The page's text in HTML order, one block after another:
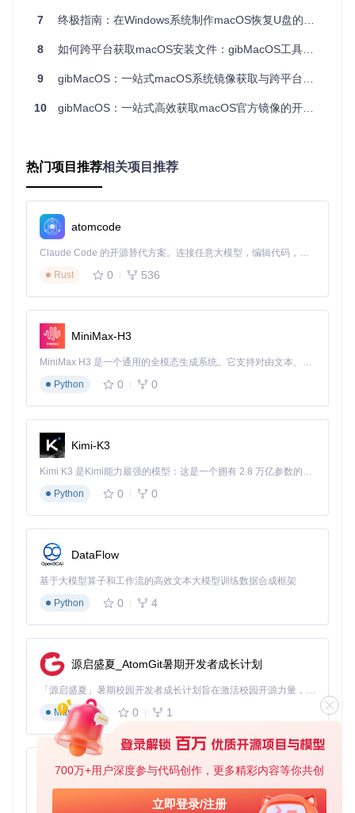
700万+用户深度参与代码创作，更多精彩内容等你共创
立即登录/注册
git clone https://gitcode.com/gh_mirrors/gi/gibMacOS
# 进入项目目录
ls
根据不同操作系统，启动gibMacOS的方式略有差异：
# macOS/Linux系统
python3 gibMacOS.py
启动后将看到版本选择界面，按以下步骤操作：
输入对应版本前的数字编号
选择发布渠道（publicrelease/developer等）
等待下载完成
✅ 验证要点：下载完成后，检查Downloads目录下是否生成对
应版本的系统文件。
常见问题排查
检查网络代理设置
尝试切换网络环境
确认防火墙是否阻止了Python网络访问
可尝试在非高峰时段下载
检查是否有其他程序占用带宽
考虑使用下载加速工具配合
运行python3 gibMacOS.py --refresh
表
检查系统时间是否同步
尝试清除缓存文件后重试
提升效率的进阶技巧
7 终极指南：在Windows系统制作macOS恢复U盘的完整教程
8 如何跨平台获取macOS安装文件：gibMacOS工具全攻略
9 gibMacOS：一站式macOS系统镜像获取与跨平台下载工具全攻略
10 gibMacOS：一站式高效获取macOS官方镜像的开源工具
热门项目推荐相关项目推荐
atomcode
Claude Code 的开源替代方案。连接任意大模型，编辑代码，运行命令，自动验证 — 全自动执行。用 Rust 构建，极致性能。 ｜ An open-source alternative to Claude Code. Connect any LLM, edit code, run commands, and verify changes — autonomously. Built in Rust for speed. Get Started
Rust
0 536
MiniMax-H3
MiniMax H3 是一个通用的全模态生成系统。它支持对由文本、图像、视频和音频组成的多模态上下文进行统一理解，并能生成分辨率高达 2K、时长可达 15 秒的带原生立体声音频的视频。得益于面向任务泛化的系统设计，H3 在预训练阶段就已具备广泛的多模态上下文理解与生成能力，能够出色地执行复杂的多模态指令。
Python
0 0
Kimi-K3
Kimi K3 是Kimi能力最强的模型：这是一个拥有 2.8 万亿参数的混合专家（MoE）模型，具备原生视觉理解能力，并支持 100 万 token 的上下文窗口。
Python
0 0
DataFlow
基于大模型算子和工作流的高效文本大模型训练数据合成框架
Python
0 4
源启盛夏_AtomGit暑期开发者成长计划
「源启盛夏」暑期校园开发者成长计划旨在激活校园开源力量，通过积分激励、认证扶持、资源倾斜等形式，引导高校组织和开发者完成「入驻 — 建项目 — 做贡献 — 获认证 — 得资源」的完整闭环。无论你是想带领社团入驻平台的组织者，还是希望用代码贡献证明自己的开发者，都能在这里找到属于你的成长路径。
Markdown
0 1
py-xiaozhi
基于Python的Xiaozhi AI，适用于想要完整Xiaozhi体验而无需拥有专用硬件的用户。